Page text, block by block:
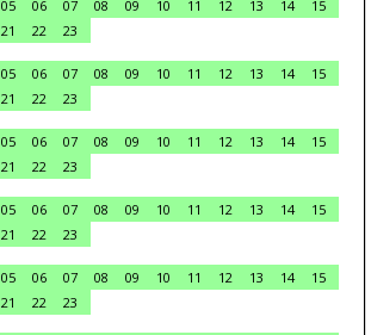
05 06 07 08 09 10 11 12 13 14
15
21 22
23
05 06 07 08 09 10 11 12 13 14
15
21 22
23
05 06 07 08 09 10 11 12 13 14
15
21 22
23
05 06 07 08 09 10 11 12 13 14
15
21 22
23
05 06 07 08 09 10 11 12 13 14
15
21 22
23